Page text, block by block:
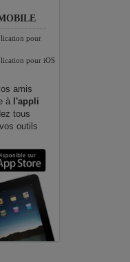
pour
pour iOS
amis
à l'appli
tous
outils